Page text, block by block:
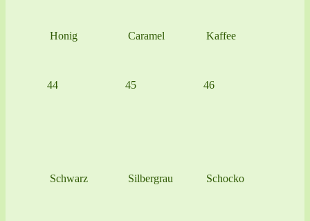
Honig Caramel Kaffee
44
Schwarz
45
Silbergrau
46
Schocko